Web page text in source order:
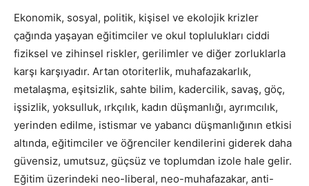
Ekonomik, sosyal, politik, kişisel ve ekolojik krizler
çağında yaşayan eğitimciler ve okul toplulukları ciddi
fiziksel ve zihinsel riskler, gerilimler ve diğer zorluklarla
karşı karşıyadır. Artan otoriterlik, muhafazakarlık,
metalaşma, eşitsizlik, sahte bilim, kadercilik, savaş, göç,
işsizlik, yoksulluk, ırkçılık, kadın düşmanlığı, ayrımcılık,
yerinden edilme, istismar ve yabancı düşmanlığının etkisi
altında, eğitimciler ve öğrenciler kendilerini giderek daha
güvensiz, umutsuz, güçsüz ve toplumdan izole hale gelir.
Eğitim üzerindeki neo-liberal, neo-muhafazakar, anti-